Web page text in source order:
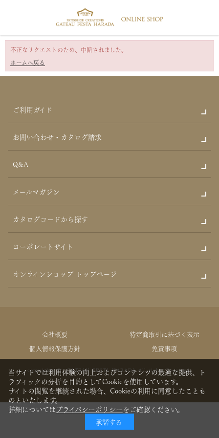
不正なリクエストのため、中断されました。
ホームへ戻る
ご利用ガイド
お問い合わせ・カタログ請求
Q&A
メールマガジン
カタログコードから探す
コーポレートサイト
オンラインショップ トップページ
会社概要
特定商取引に基づく表示
個人情報保護方針
免責事項
copyrights © GATEAU FESTA HARADA All rights Reserved.
当サイトでは利用体験の向上およびコンテンツの最適な提供、ト
ラフィックの分析を目的としてCookieを使用しています。
サイトの閲覧を継続された場合、Cookieの利用に同意したことも
のといたします。
詳細についてはプライバシーポリシーをご確認ください。
承諾する